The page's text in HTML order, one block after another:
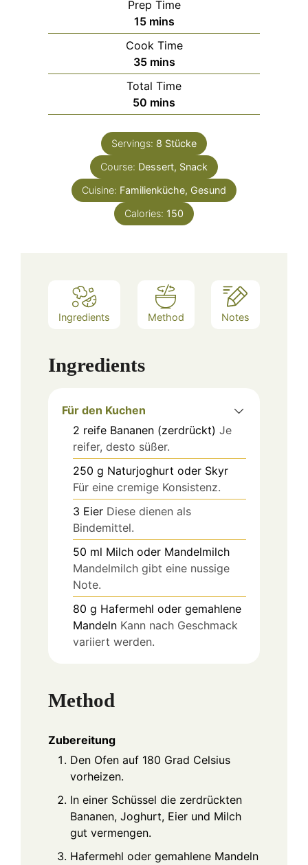
Prep Time
15minutes
mins
Cook Time
35minutes
mins
Total Time
50 minutes
mins
Servings: 8 Stücke
Course: Dessert, Snack
Cuisine: Familienküche, Gesund
Calories: 150
Ingredients Method Notes
Ingredients
Für den Kuchen
2 reife Bananen (zerdrückt) Je
reifer, desto süßer.
250 g Naturjoghurt oder Skyr
Für eine cremige Konsistenz.
3 Eier Diese dienen als
Bindemittel.
50 ml Milch oder Mandelmilch
Mandelmilch gibt eine nussige
Note.
80 g Hafermehl oder gemahlene
Mandeln Kann nach Geschmack
variiert werden.
Method
Zubereitung
Den Ofen auf 180 Grad Celsius
vorheizen.
In einer Schüssel die zerdrückten
Bananen, Joghurt, Eier und Milch
gut vermengen.
Hafermehl oder gemahlene Mandeln